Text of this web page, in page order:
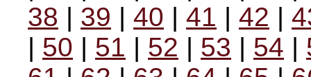
38 | 39 | 40 | 41 | 42 |
| 50 | 51 | 52 | 53 | 54 |